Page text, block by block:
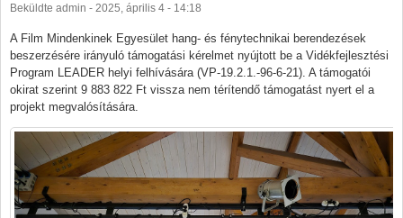
Beküldte admin - 2025, április 4 - 14:18
A Film Mindenkinek Egyesület hang- és fénytechnikai berendezések
beszerzésére irányuló támogatási kérelmet nyújtott be a Vidékfejlesztési
Program LEADER helyi felhívására (VP-19.2.1.-96-6-21). A támogatói
okirat szerint 9 883 822 Ft vissza nem térítendő támogatást nyert el a
projekt megvalósítására.